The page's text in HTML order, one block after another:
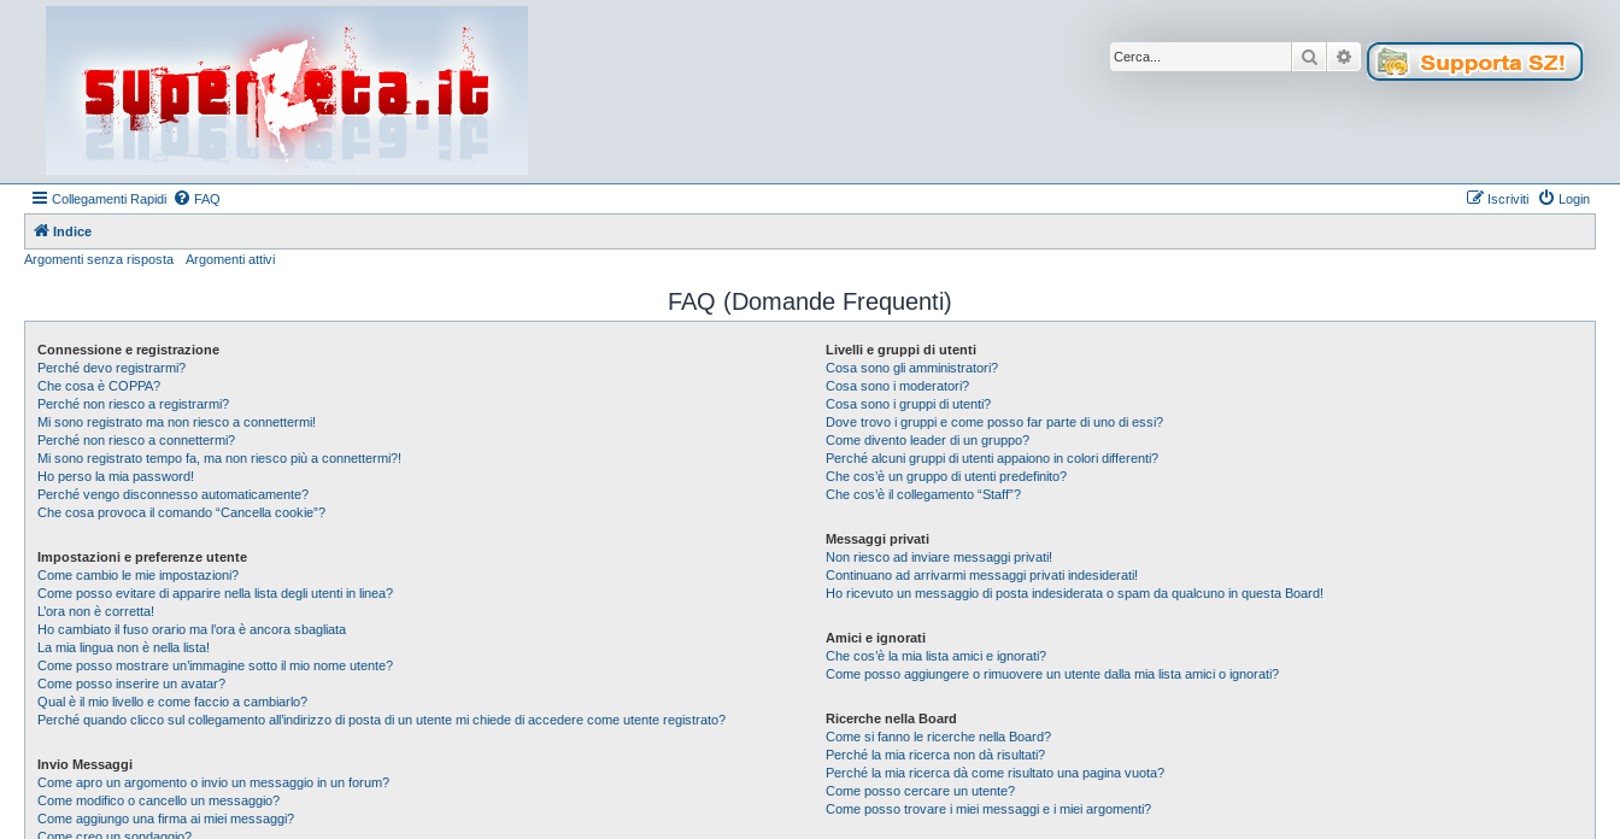
Cerca Ricerca avanzata
Collegamenti Rapidi FAQ Login
Iscriviti
Indice
Argomenti senza risposta
Argomenti attivi
FAQ (Domande Frequenti)
Connessione e registrazione
Perché devo registrarmi?
Che cosa è COPPA?
Perché non riesco a registrarmi?
Mi sono registrato ma non riesco a connettermi!
Perché non riesco a connettermi?
Mi sono registrato tempo fa, ma non riesco più a connettermi?!
Ho perso la mia password!
Perché vengo disconnesso automaticamente?
Che cosa provoca il comando “Cancella cookie”?
Impostazioni e preferenze utente
Come cambio le mie impostazioni?
Come posso evitare di apparire nella lista degli utenti in linea?
L’ora non è corretta!
Ho cambiato il fuso orario ma l’ora è ancora sbagliata
La mia lingua non è nella lista!
Come posso mostrare un’immagine sotto il mio nome utente?
Come posso inserire un avatar?
Qual è il mio livello e come faccio a cambiarlo?
Perché quando clicco sul collegamento all’indirizzo di posta di un utente mi chiede di accedere come utente registrato?
Invio Messaggi
Come apro un argomento o invio un messaggio in un forum?
Come modifico o cancello un messaggio?
Come aggiungo una firma ai miei messaggi?
Livelli e gruppi di utenti
Cosa sono gli amministratori?
Cosa sono i moderatori?
Cosa sono i gruppi di utenti?
Dove trovo i gruppi e come posso far parte di uno di essi?
Come divento leader di un gruppo?
Perché alcuni gruppi di utenti appaiono in colori differenti?
Che cos’è un gruppo di utenti predefinito?
Che cos’è il collegamento “Staff”?
Messaggi privati
Non riesco ad inviare messaggi privati!
Continuano ad arrivarmi messaggi privati indesiderati!
Ho ricevuto un messaggio di posta indesiderata o spam da qualcuno in questa Board!
Amici e ignorati
Che cos’è la mia lista amici e ignorati?
Come posso aggiungere o rimuovere un utente dalla mia lista amici o ignorati?
Ricerche nella Board
Come si fanno le ricerche nella Board?
Perché la mia ricerca non dà risultati?
Perché la mia ricerca dà come risultato una pagina vuota?
Come posso cercare un utente?
Come posso trovare i miei messaggi e i miei argomenti?